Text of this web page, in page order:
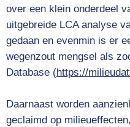
over een klein onderdeel
uitgebreide LCA analyse
gedaan en evenmin is er
wegenzout mengsel als
Database (https://
Daarnaast worden
geclaimd op